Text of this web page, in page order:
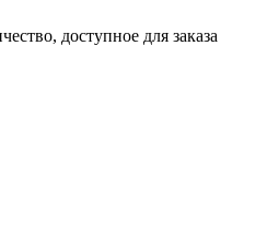
доступное для заказа